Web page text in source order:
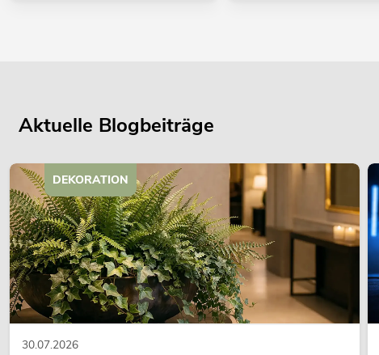
Aktuelle Blogbeiträge
30.07.2026
DEKORATION